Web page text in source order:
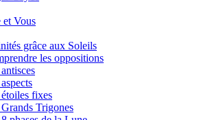
Vous
grâce aux Soleils
les oppositions
fixes
Trigones